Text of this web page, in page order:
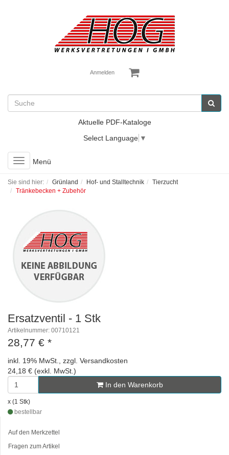
Anmelden
Aktuelle PDF-Kataloge
Select Language ▼
Toggle
navigation
Menü
Sie sind hier: Grünland Hof- und Stalltechnik
Tierzucht
Tränkebecken + Zubehör
Ersatzventil - 1 Stk
Artikelnummer: 00710121
28,77 € *
inkl. 19% MwSt., zzgl. Versandkosten
24,18 € (exkl. MwSt.)
In den Warenkorb
x (1 Stk)
bestellbar
Auf den Merkzettel
Fragen zum Artikel